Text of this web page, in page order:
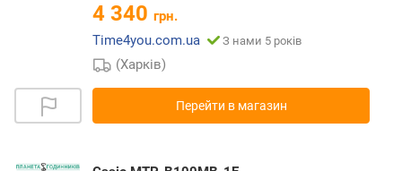
4 340 грн.
Time4you.com.ua
З нами 5 років
(Харків)
Перейти в магазин